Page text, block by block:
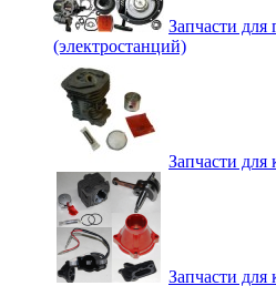
Запчасти для
(электростанций)
Запчасти для
Запчасти для